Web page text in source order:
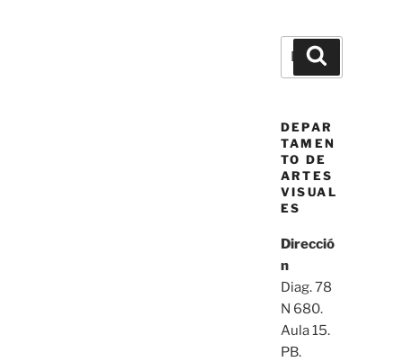
Buscar
DEPAR
TAMEN
TO DE
ARTES
VISUAL
ES
Direcció
n
Diag. 78
N 680.
Aula 15.
PB.